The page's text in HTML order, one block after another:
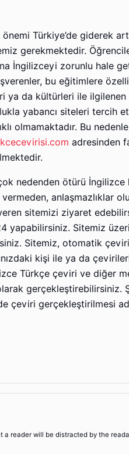
Türkiye’de giderek
gerekmektedir.
İngilizceyi zorunlu hale
bu eğitimlere
ya da kültürleri ile
yabancı siteleri tercih
olmamaktadır. Bu
adresinden
nedenden ötürü İngilizce
anlaşmazlıklar
sitemizi ziyaret
yapabilirsiniz. Sitemiz
Sitemiz, otomatik
kişi ile ya da
Türkçe çeviri ve diğer
çeviri gerçekleştirilmesi
a reader will be distracted by the